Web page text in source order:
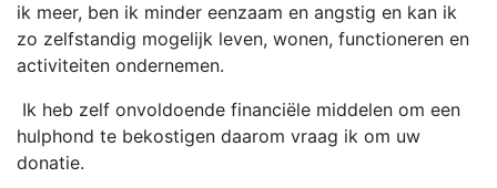
ik meer, ben ik minder eenzaam en angstig en kan ik
zo zelfstandig mogelijk leven, wonen, functioneren en
activiteiten ondernemen.
Ik heb zelf onvoldoende financiële middelen om een
hulphond te bekostigen daarom vraag ik om uw
donatie.